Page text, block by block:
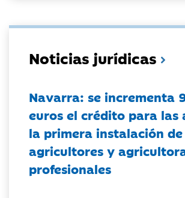
Noticias jurídicas
Navarra: se incrementa
euros el crédito para las
la primera instalación
agricultores y
profesionales